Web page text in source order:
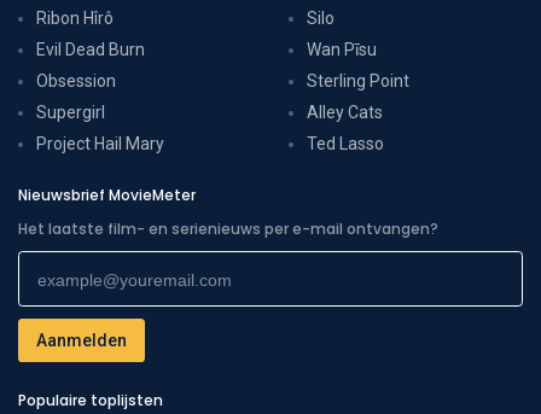
Ribon Hîrô
Evil Dead Burn
Obsession
Supergirl
Project Hail Mary
Silo
Wan Pīsu
Sterling Point
Alley Cats
Ted Lasso
Nieuwsbrief MovieMeter
Het laatste film- en serienieuws per e-mail ontvangen?
Populaire toplijsten